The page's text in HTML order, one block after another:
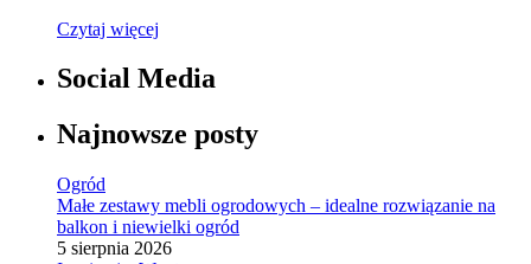
Czytaj więcej
Social Media
Najnowsze posty
Ogród
Małe zestawy mebli ogrodowych – idealne rozwiązanie na
balkon i niewielki ogród
5 sierpnia 2026